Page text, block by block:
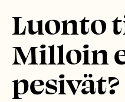
Luonto
Milloin
pesivät?